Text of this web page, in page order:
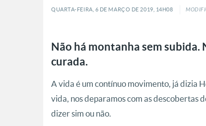
QUARTA-FEIRA, 6 DE MARÇO DE 2019, 14H08
Não há montanha sem subida.
curada.
A vida é um contínuo movimento, já dizia
vida, nos deparamos com as descobertas
dizer sim ou não.